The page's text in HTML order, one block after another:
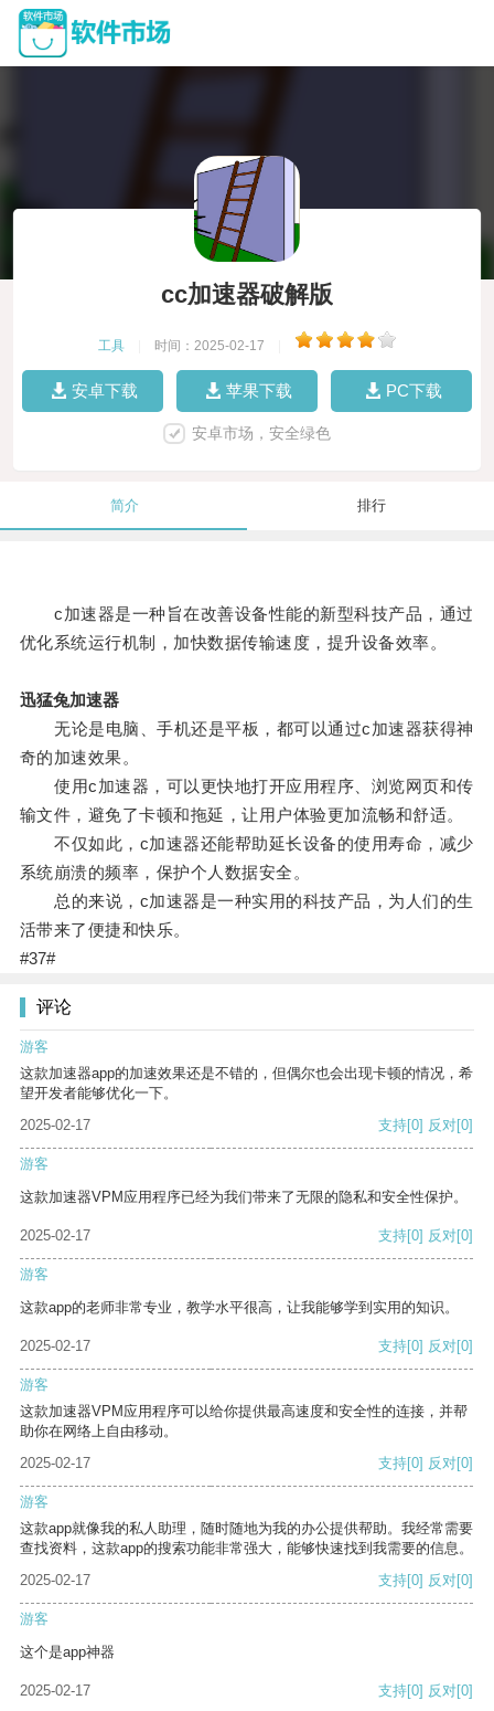
cc加速器破解版
工具 时间：2025-02-17
安卓下载 苹果下载 PC下载
安卓市场，安全绿色
简介 排行
c加速器是一种旨在改善设备性能的新型科技产品，通过
优化系统运行机制，加快数据传输速度，提升设备效率。
迅猛兔加速器
无论是电脑、手机还是平板，都可以通过c加速器获得神
奇的加速效果。
使用c加速器，可以更快地打开应用程序、浏览网页和传
输文件，避免了卡顿和拖延，让用户体验更加流畅和舒适。
不仅如此，c加速器还能帮助延长设备的使用寿命，减少
系统崩溃的频率，保护个人数据安全。
总的来说，c加速器是一种实用的科技产品，为人们的生
活带来了便捷和快乐。
#37#
评论
游客
这款加速器app的加速效果还是不错的，但偶尔也会出现卡顿的情况，希
望开发者能够优化一下。
2025-02-17
支持[0] 反对[0]
游客
这款加速器VPM应用程序已经为我们带来了无限的隐私和安全性保护。
2025-02-17 支持[0] 反对[0]
游客
这款app的老师非常专业，教学水平很高，让我能够学到实用的知识。
2025-02-17 支持[0] 反对[0]
游客
这款加速器VPM应用程序可以给你提供最高速度和安全性的连接，并帮
助你在网络上自由移动。
2025-02-17
支持[0] 反对[0]
游客
这款app就像我的私人助理，随时随地为我的办公提供帮助。我经常需要
查找资料，这款app的搜索功能非常强大，能够快速找到我需要的信息。
2025-02-17
支持[0] 反对[0]
游客
这个是app神器
2025-02-17 支持[0] 反对[0]